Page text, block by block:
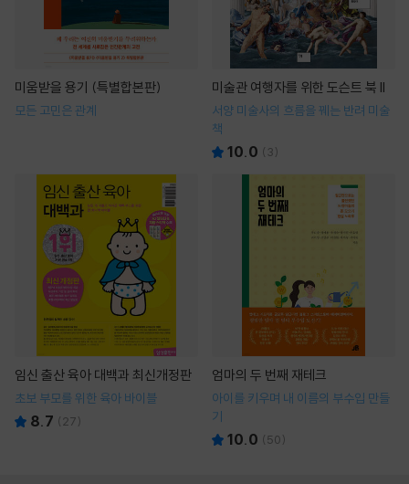
미움받을 용기 (특별합본판)
모든 고민은 관계
미술관 여행자를 위한 도슨트 북 II
서양 미술사의 흐름을 꿰는 반려 미술
책
10.0 ( 3)
임신 출산 육아 대백과 최신개정판
초보 부모를 위한 육아 바이블
8.7 ( 27)
엄마의 두 번째 재테크
아이를 키우며 내 이름의 부수입 만들
기
10.0 (50)